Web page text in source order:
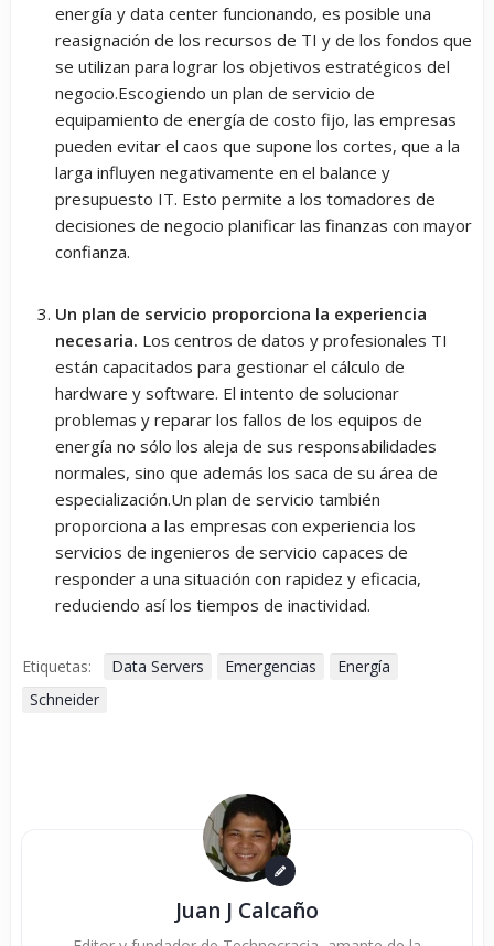
energía y data center funcionando, es posible una
reasignación de los recursos de TI y de los fondos que
se utilizan para lograr los objetivos estratégicos del
negocio.Escogiendo un plan de servicio de
equipamiento de energía de costo fijo, las empresas
pueden evitar el caos que supone los cortes, que a la
larga influyen negativamente en el balance y
presupuesto IT. Esto permite a los tomadores de
decisiones de negocio planificar las finanzas con mayor
confianza.
Un plan de servicio proporciona la experiencia
necesaria. Los centros de datos y profesionales TI
están capacitados para gestionar el cálculo de
hardware y software. El intento de solucionar
problemas y reparar los fallos de los equipos de
energía no sólo los aleja de sus responsabilidades
normales, sino que además los saca de su área de
especialización.Un plan de servicio también
proporciona a las empresas con experiencia los
servicios de ingenieros de servicio capaces de
responder a una situación con rapidez y eficacia,
reduciendo así los tiempos de inactividad.
Etiquetas: Data Servers Emergencias
Energía
Schneider
Juan J Calcaño